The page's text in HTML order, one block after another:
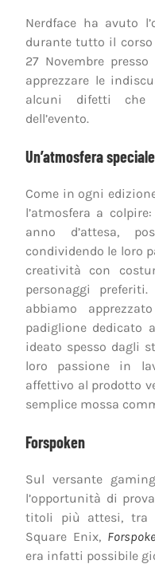
Nerdface ha avuto
durante tutto il corso
27 Novembre
apprezzare le
alcuni difetti
dell’evento.
Un’atmosfera speciale
Come in ogni
l’atmosfera a
anno d’attesa,
condividendo le loro
creatività con
personaggi
abbiamo
padiglione dedicato
ideato spesso dagli
loro passione in
affettivo al prodotto
semplice mossa
Forspoken
Sul versante
l’opportunità di
titoli più attesi, tra
Square Enix,
era infatti possibile